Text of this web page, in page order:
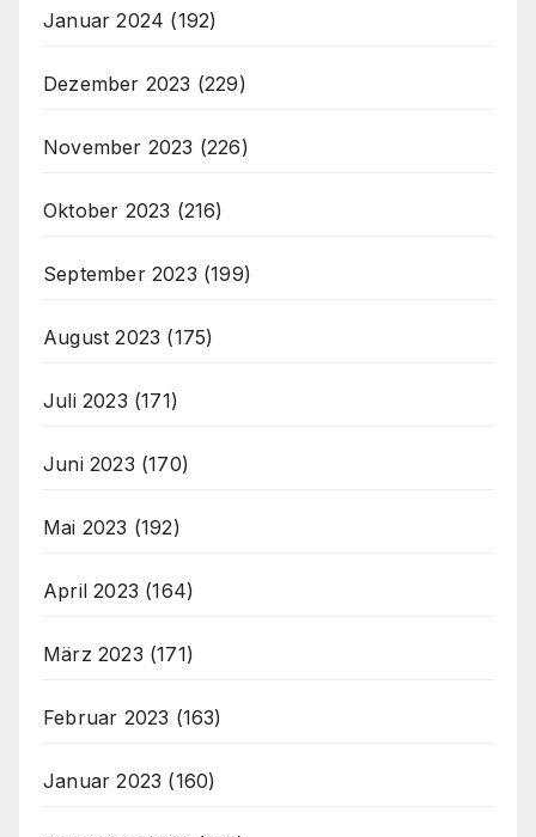
Januar 2024 (192)
Dezember 2023 (229)
November 2023 (226)
Oktober 2023 (216)
September 2023 (199)
August 2023 (175)
Juli 2023 (171)
Juni 2023 (170)
Mai 2023 (192)
April 2023 (164)
März 2023 (171)
Februar 2023 (163)
Januar 2023 (160)